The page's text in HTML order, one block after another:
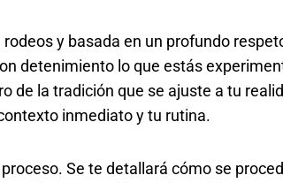
y basada en un profundo
detenimiento lo que estás
de la tradición que se ajuste a tu
inmediato y tu rutina.
Se te detallará cómo se